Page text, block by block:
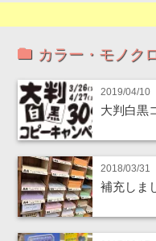
カラー・モノク
2019/04/10
大判白黒
2018/03/31
補充しま